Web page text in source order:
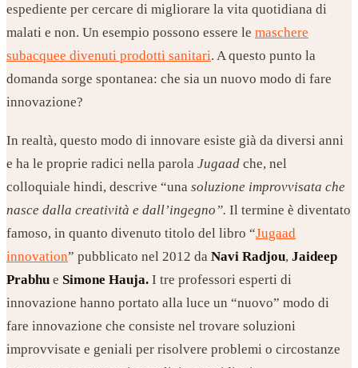
espediente per cercare di migliorare la vita quotidiana di
malati e non. Un esempio possono essere le maschere
subacquee divenuti prodotti sanitari. A questo punto la
domanda sorge spontanea: che sia un nuovo modo di fare
innovazione?
In realtà, questo modo di innovare esiste già da diversi anni
e ha le proprie radici nella parola Jugaad che, nel
colloquiale hindi, descrive “una soluzione improvvisata che
nasce dalla creatività e dall’ingegno”. Il termine è diventato
famoso, in quanto divenuto titolo del libro “Jugaad
innovation” pubblicato nel 2012 da Navi Radjou, Jaideep
Prabhu e Simone Hauja. I tre professori esperti di
innovazione hanno portato alla luce un “nuovo” modo di
fare innovazione che consiste nel trovare soluzioni
improvvisate e geniali per risolvere problemi o circostanze